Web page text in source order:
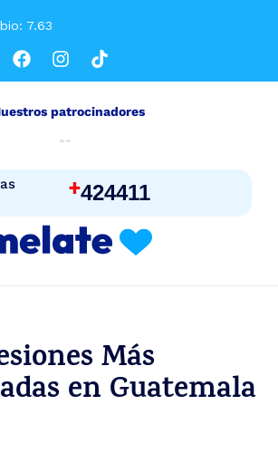
7.63
+424411
patrocinadores
Más
en Guatemala